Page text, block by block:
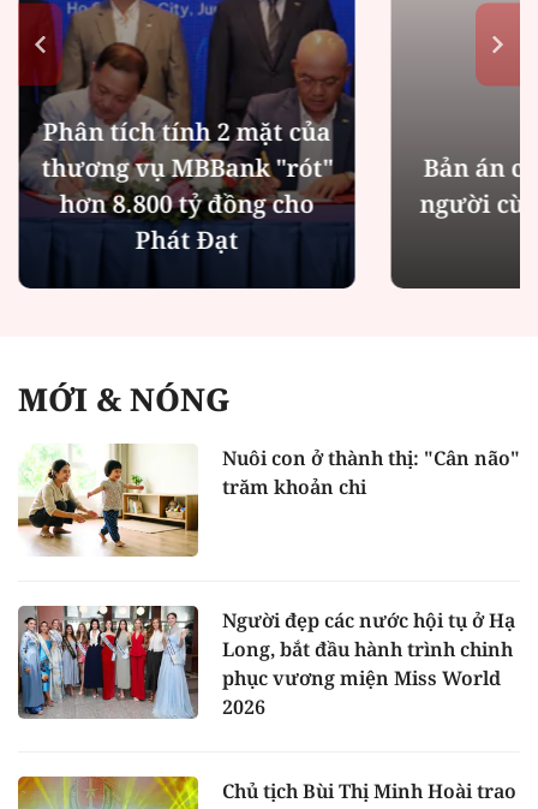
Phân tích tính 2 mặt của
thương vụ MBBank "rót"
hơn 8.800 tỷ đồng cho
Phát Đạt
Bản án
người
MỚI & NÓNG
Nuôi con ở thành thị: "Cân não"
trăm khoản chi
Người đẹp các nước hội tụ ở Hạ
Long, bắt đầu hành trình chinh
phục vương miện Miss World
2026
Chủ tịch Bùi Thị Minh Hoài trao